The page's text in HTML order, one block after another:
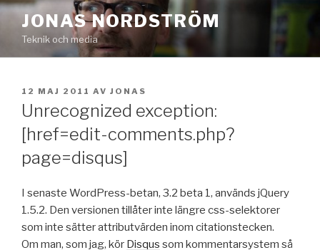
Hoppa
innehåll
JONAS NORDSTRÖM
Teknik och media
PUBLICERAT
12 MAJ 2011 AV JONAS
Unrecognized exception:
[href=edit-comments.php?
page=disqus]
I senaste WordPress-betan, 3.2 beta 1, används jQuery
1.5.2. Den versionen tillåter inte längre css-selektorer
som inte sätter attributvärden inom citationstecken.
Om man, som jag, kör Disqus som kommentarsystem så